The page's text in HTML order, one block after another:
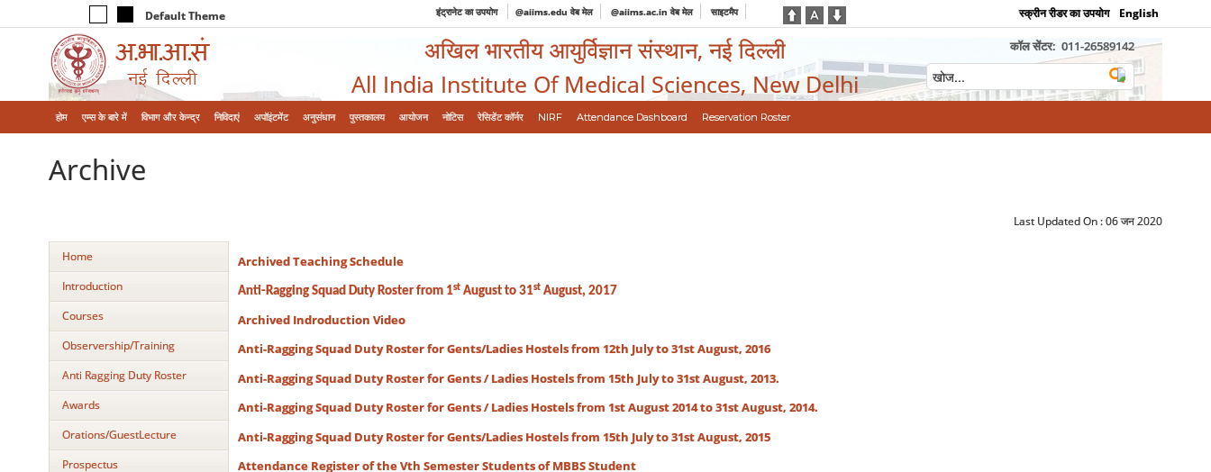
Default Theme इंट्रानेट का उपयोग @aiims.edu वेब मेल @aiims.ac.in वेब मेल साइटमैप स्क्रीन रीडर का उपयोग English
अखिल भारतीय आयुर्विज्ञान संस्थान, नई दिल्ली
All India Institute Of Medical Sciences, New Delhi
कॉल सेंटर: 011-26589142
होम एम्‍स के बारे में विभाग और केन्‍द्र निविदाएं अपॉइंटमेंट अनुसंधान पुस्तकालय आयोजन नोटिस रेसिडेंट कॉर्नर NIRF Attendance Dashboard Reservation Roster
Archive
Last Updated On :06 जन 2020
Home
Introduction
Courses
Observership/Training
Anti Ragging Duty Roster
Awards
Orations/GuestLecture
Prospectus
Archived Teaching Schedule
Anti-Ragging Squad Duty Roster from 1stAugust to 31stAugust, 2017
Archived Indroduction Video
Anti-Ragging Squad Duty Roster for Gents/Ladies Hostels from 12th July to 31st August, 2016
Anti-Ragging Squad Duty Roster for Gents / Ladies Hostels from 15th July to 31st August, 2013.
Anti-Ragging Squad Duty Roster for Gents / Ladies Hostels from 1st August 2014 to 31st August, 2014.
Anti-Ragging Squad Duty Roster for Gents/Ladies Hostels from 15th July to 31st August, 2015
Attendance Register of the Vth Semester Students of MBBS Student